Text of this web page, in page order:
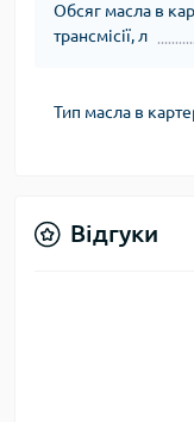
Обсяг масла в
трансмісії, л
Тип масла в
Відгуки